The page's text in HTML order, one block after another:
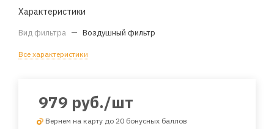
Характеристики
Вид фильтра — Воздушный фильтр
Все характеристики
979 руб./шт
Вернем на карту до 20 бонусных баллов